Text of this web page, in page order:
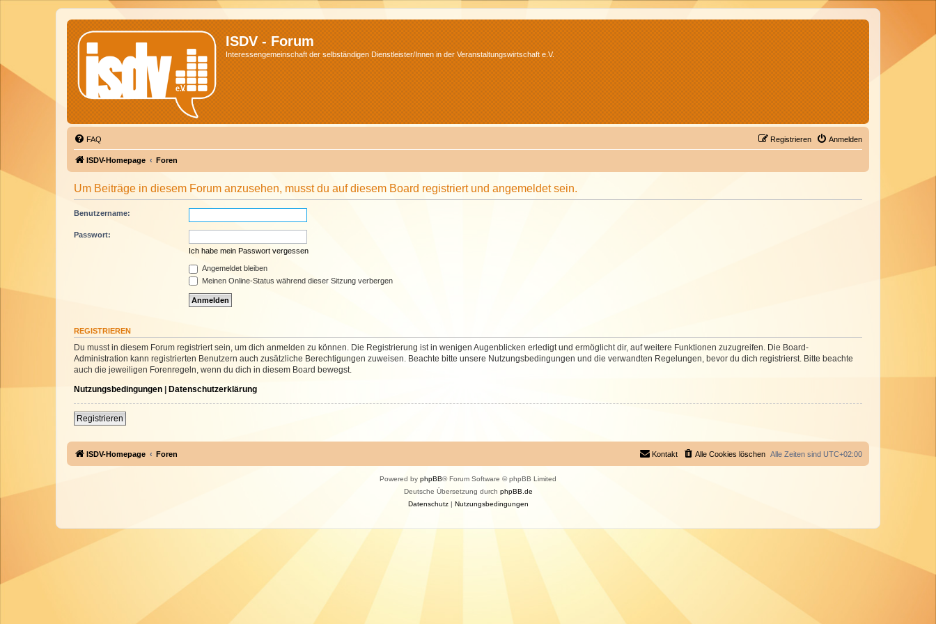
ISDV - Forum
Interessengemeinschaft der selbständigen Dienstleister/Innen in der Veranstaltungswirtschaft e.V.
FAQ Anmelden
Registrieren
ISDV-Homepage Foren
Um Beiträge in diesem Forum anzusehen, musst du auf diesem Board registriert und angemeldet sein.
Benutzername:
Passwort:
Ich habe mein Passwort vergessen
Angemeldet bleiben
Meinen Online-Status während dieser Sitzung verbergen
REGISTRIEREN
Du musst in diesem Forum registriert sein, um dich anmelden zu können. Die Registrierung ist in wenigen Augenblicken erledigt und ermöglicht dir, auf weitere Funktionen zuzugreifen. Die Board-
Administration kann registrierten Benutzern auch zusätzliche Berechtigungen zuweisen. Beachte bitte unsere Nutzungsbedingungen und die verwandten Regelungen, bevor du dich registrierst. Bitte beachte
auch die jeweiligen Forenregeln, wenn du dich in diesem Board bewegst.
Nutzungsbedingungen | Datenschutzerklärung
Registrieren
ISDV-Homepage Foren Alle Zeiten sind UTC+02:00
Alle Cookies löschen
Kontakt
Powered by phpBB® Forum Software © phpBB Limited
Deutsche Übersetzung durch phpBB.de
Datenschutz| Nutzungsbedingungen